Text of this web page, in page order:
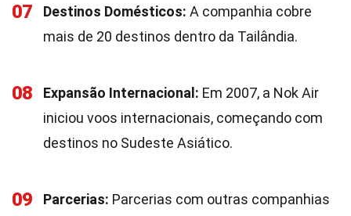
07 Destinos Domésticos: A companhia cobre
mais de 20 destinos dentro da Tailândia.
08 Expansão Internacional: Em 2007, a Nok Air
iniciou voos internacionais, começando com
destinos no Sudeste Asiático.
09 Parcerias: Parcerias com outras companhias